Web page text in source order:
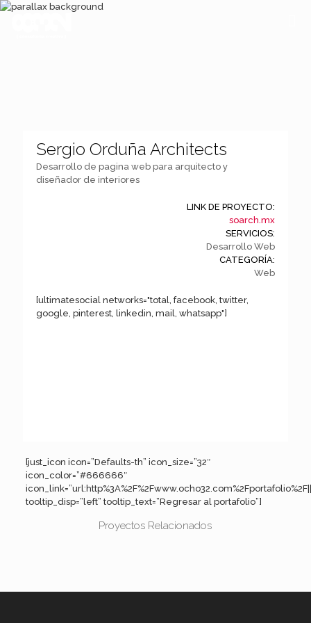
Sergio Orduña Architects
Desarrollo de pagina web para arquitecto y
diseñador de interiores
LINK DE PROYECTO:
soarch.mx
SERVICIOS:
Desarrollo Web
CATEGORÍA:
Web
[ultimatesocial networks="total, facebook, twitter,
google, pinterest, linkedin, mail, whatsapp"]
[just_icon icon=”Defaults-th” icon_size=”32″
icon_color=”#666666″
tooltip_disp=”left” tooltip_text=”Regresar al portafolio”]
Proyectos Relacionados